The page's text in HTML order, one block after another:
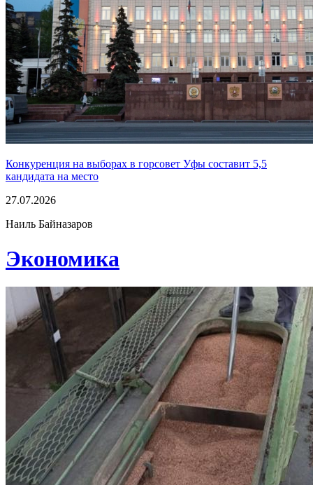
Конкуренция на выборах в горсовет Уфы составит 5,5
кандидата на место
27.07.2026
Наиль Байназаров
Экономика